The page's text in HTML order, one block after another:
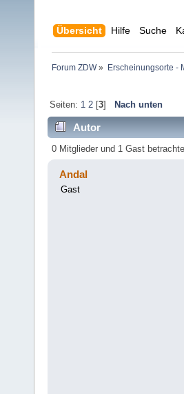
Übersicht Hilfe Suche
Forum ZDW» Erscheinungsorte -
Seiten: 1 2[3] Nach unten
Autor
0 Mitglieder und 1 Gast
Andal
Gast